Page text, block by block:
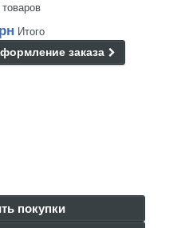
товаров
Итого
заказа
покупки